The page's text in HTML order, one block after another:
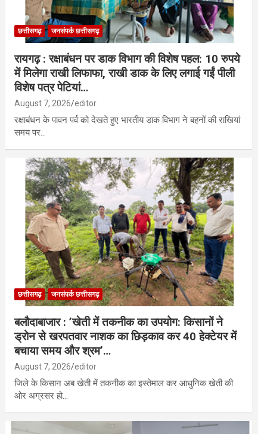
छत्तीसगढ़ जनसंपर्क छत्तीसगढ़
रायगढ़ : रक्षाबंधन पर डाक विभाग की विशेष पहल: 10 रुपये
में मिलेगा राखी लिफाफा, राखी डाक के लिए लगाई गईं पीली
विशेष पत्र पेटियां…
August 7, 2026 editor
रक्षाबंधन के पावन पर्व को देखते हुए भारतीय डाक विभाग ने बहनों की राखियां
समय पर…
छत्तीसगढ़ जनसंपर्क छत्तीसगढ़
बलौदाबाजार : ’खेती में तकनीक का उपयोग: किसानों ने
ड्रोन से खरपतवार नाशक का छिड़काव कर 40 हेक्टेयर में
बचाया समय और श्रम’…
August 7, 2026 editor
जिले के किसान अब खेती में तकनीक का इस्तेमाल कर आधुनिक खेती की
ओर अग्रसर हो…